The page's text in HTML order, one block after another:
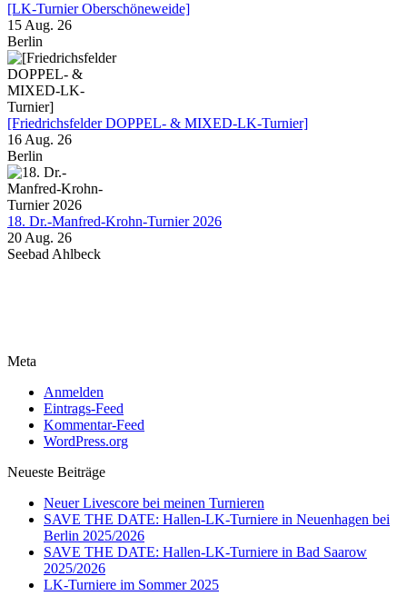
[LK-Turnier Oberschöneweide]
15 Aug. 26
Berlin
[Friedrichsfelder DOPPEL- & MIXED-LK-Turnier]
16 Aug. 26
Berlin
18. Dr.-Manfred-Krohn-Turnier 2026
20 Aug. 26
Seebad Ahlbeck
Meta
Anmelden
Eintrags-Feed
Kommentar-Feed
WordPress.org
Neueste Beiträge
Neuer Livescore bei meinen Turnieren
SAVE THE DATE: Hallen-LK-Turniere in Neuenhagen bei
Berlin 2025/2026
SAVE THE DATE: Hallen-LK-Turniere in Bad Saarow
2025/2026
LK-Turniere im Sommer 2025